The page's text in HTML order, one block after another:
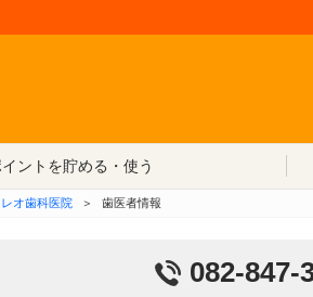
イントを貯める・使う
オ歯科医院 ＞ 歯医者情報
082-847-